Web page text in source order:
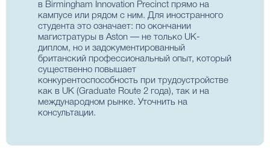
в Birmingham Innovation Precinct прямо на
кампусе или рядом с ним. Для иностранного
студента это означает: по окончании
магистратуры в Aston — не только UK-
диплом, но и задокументированный
британский профессиональный опыт, который
существенно повышает
конкурентоспособность при трудоустройстве
как в UK (Graduate Route 2 года), так и на
международном рынке. Уточнить на
консультации.